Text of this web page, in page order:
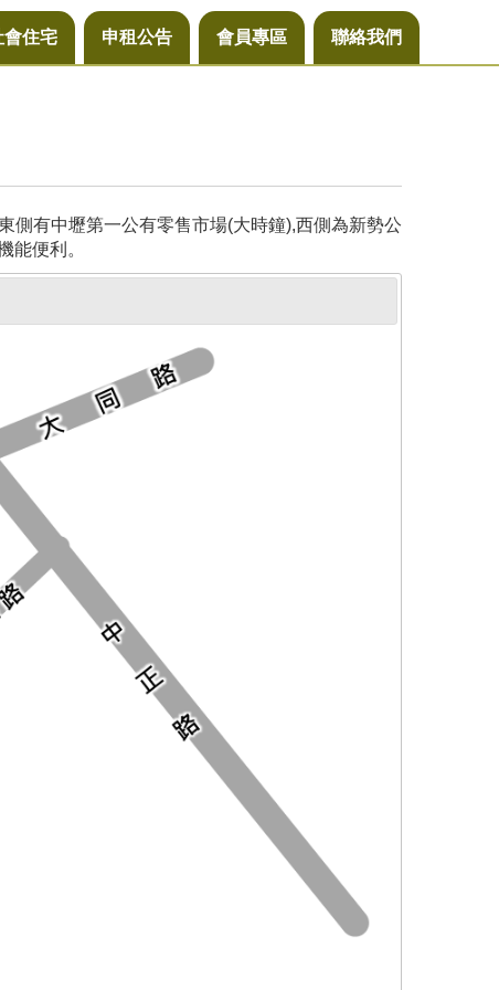
會住宅 申租公告 會員專區 聯絡我們
側有中壢第一公有零售市場(大時鐘),西側為新勢公
能便利。